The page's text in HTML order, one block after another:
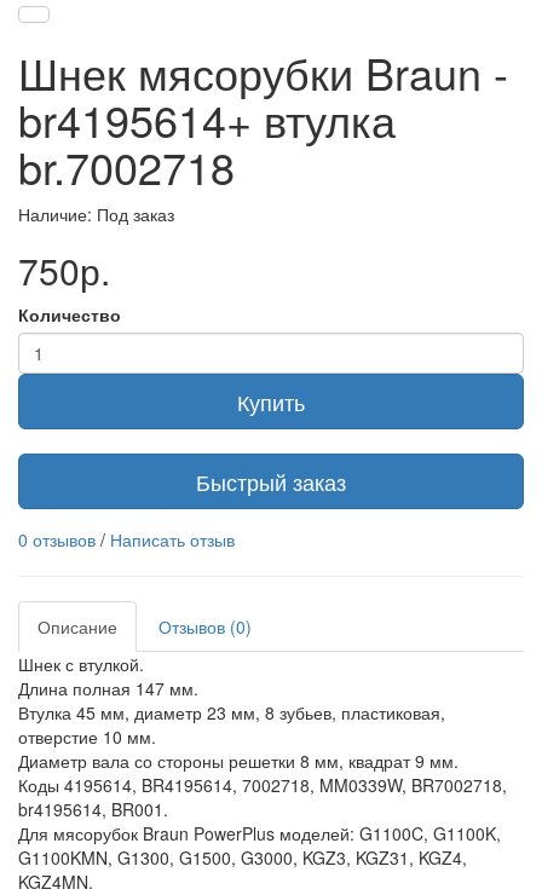
Шнек мясорубки Braun -
br4195614+ втулка
br.7002718
Наличие: Под заказ
750р.
Количество
Купить
Быстрый заказ
0 отзывов / Написать отзыв
Описание
Отзывов (0)
Шнек с втулкой.
Длина полная 147 мм.
Втулка 45 мм, диаметр 23 мм, 8 зубьев, пластиковая,
отверстие 10 мм.
Диаметр вала со стороны решетки 8 мм, квадрат 9 мм.
Коды 4195614, BR4195614, 7002718, MM0339W, BR7002718,
br4195614, BR001.
Для мясорубок Braun PowerPlus моделей: G1100C, G1100K,
G1100KMN, G1300, G1500, G3000, KGZ3, KGZ31, KGZ4,
KGZ4MN.